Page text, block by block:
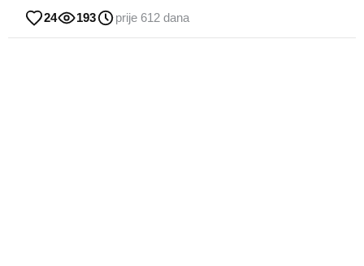
24 193 prije 612 dana